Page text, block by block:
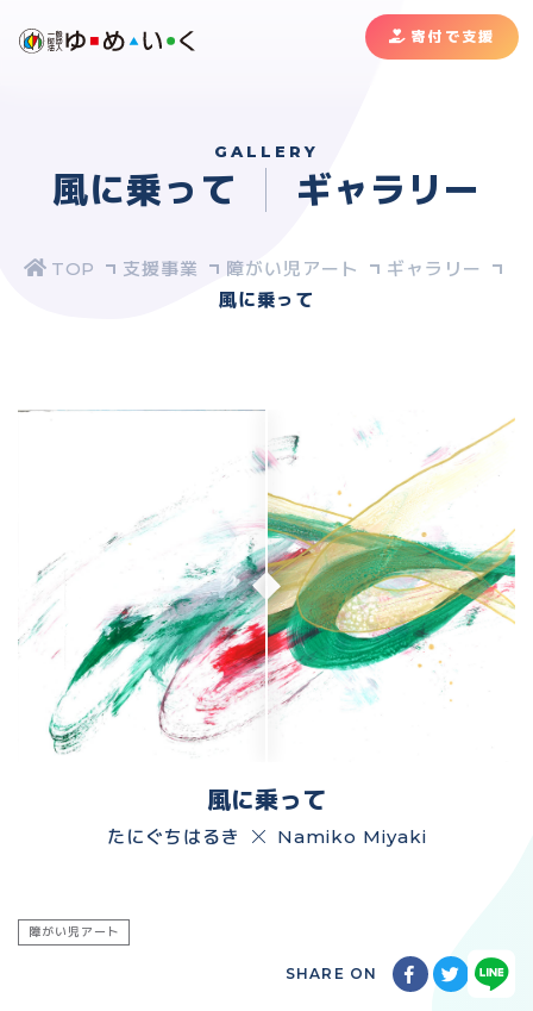
寄付で支援
GALLERY
風に乗って ギャラリー
支援事業 障がい児アート
ギャラリー
風に乗って
風に乗って
たにぐちはるき Namiko Miyaki
障がい児アート
SHARE ON